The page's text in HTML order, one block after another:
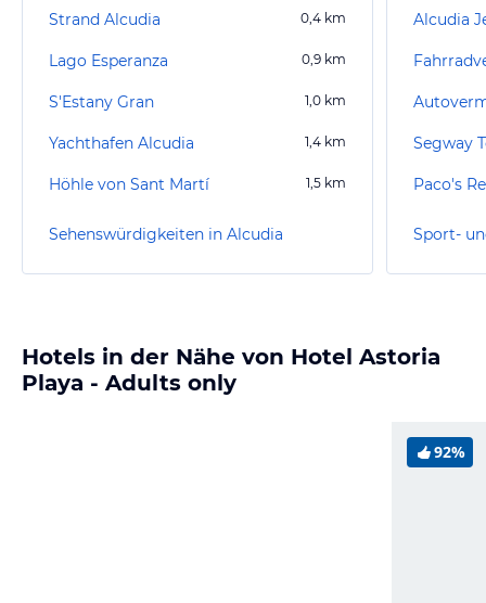
Strand Alcudia 0,4 km
Lago Esperanza 0,9 km
S'Estany Gran 1,0 km
Yachthafen Alcudia 1,4 km
Höhle von Sant Martí 1,5 km
Sehenswürdigkeiten in Alcudia
Alcudia
Segway
Paco's
Sport-
Hotels in der Nähe von Hotel Astoria
Playa - Adults only
92%